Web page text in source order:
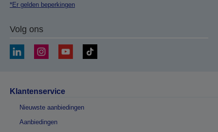
*Er gelden beperkingen
Volg ons
Klantenservice
Nieuwste aanbiedingen
Aanbiedingen